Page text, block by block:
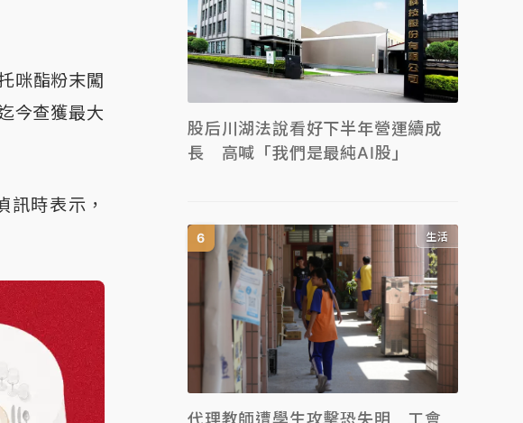
咪酯粉末闖
今查獲最大
時表示，
股后川湖法說看好下半年營運續成
長 高喊「我們是最純AI股」
生活
代理教師遭學生攻擊恐失明 工會